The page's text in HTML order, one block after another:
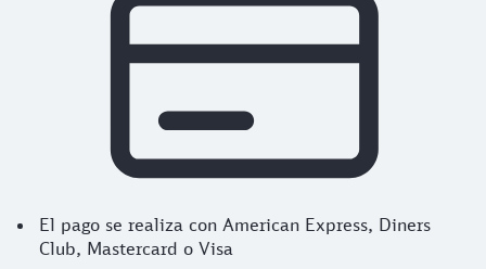
El pago se realiza con American Express, Diners
Club, Mastercard o Visa